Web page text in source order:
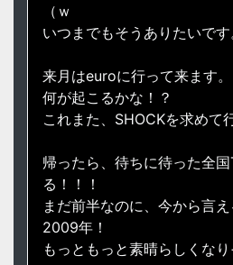
（ｗ
いつまでもそうありたいです
来月はeuroに行って来ます。
何が起こるかな！？
これまた、SHOCKを求めて
帰ったら、待ちに待った全
る！！！
まだ前半なのに、今から言
2009年！
もっともっと素晴らしくなり